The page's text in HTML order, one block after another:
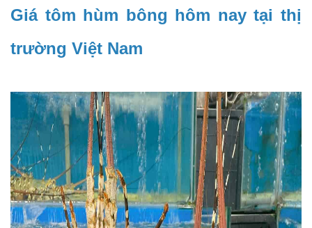
Giá tôm hùm bông hôm nay tại thị
trường Việt Nam